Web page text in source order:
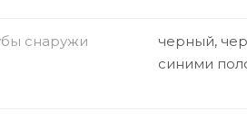
снаружи
черный,
синими